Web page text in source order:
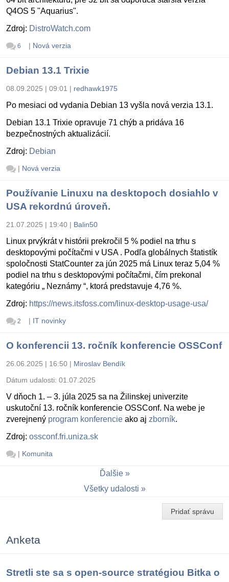
Q4OS 5 "Aquarius".
Zdroj: DistroWatch.com
6 | Nová verzia
Debian 13.1 Trixie
08.09.2025 | 09:01 | redhawk1975
Po mesiaci od vydania Debian 13 vyšla nová verzia 13.1.
Debian 13.1 Trixie opravuje 71 chýb a pridáva 16
bezpečnostných aktualizácií.
Zdroj: Debian
| Nová verzia
Používanie Linuxu na desktopoch dosiahlo v
USA rekordnú úroveň.
21.07.2025 | 19:40 | Balin50
Linux prvýkrát v histórii prekročil 5 % podiel na trhu s
desktopovými počítačmi v USA . Podľa globálnych štatistík
spoločnosti StatCounter za jún 2025 má Linux teraz 5,04 %
podiel na trhu s desktopovými počítačmi, čím prekonal
kategóriu „ Neznámy “, ktorá predstavuje 4,76 %.
Zdroj: https://news.itsfoss.com/linux-desktop-usage-usa/
2 | IT novinky
O konferencii 13. ročník konferencie OSSConf
26.06.2025 | 16:50 | Miroslav Bendík
Dátum udalosti: 01.07.2025
V dňoch 1. – 3. júla 2025 sa na Žilinskej univerzite
uskutoční 13. ročník konferencie OSSConf. Na webe je
zverejnený program konferencie ako aj zborník.
Zdroj: ossconf.fri.uniza.sk
| Komunita
Ďalšie
Všetky udalosti
Pridať správu
Anketa
Stretli ste sa s open-source stratégiou Bitka o